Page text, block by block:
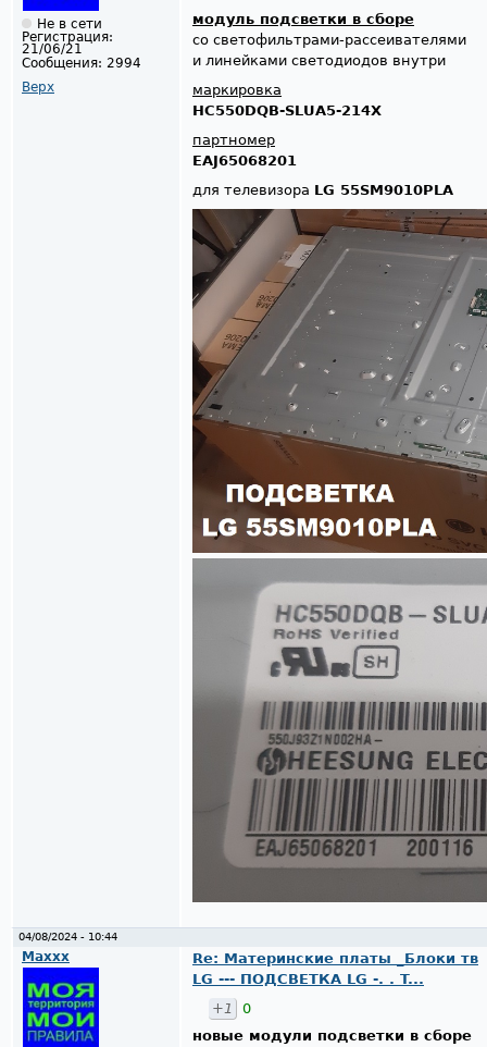
Не в сети
Регистрация:
21/06/21
Сообщения: 2994
Верх
модуль подсветки в сборе
со светофильтрами-рассеивателями
и линейками светодиодов внутри
маркировка
HC550DQB-SLUA5-214X
партномер
EAJ65068201
для телевизора LG 55SM9010PLA
04/08/2024 - 10:44
Maxxx
Re: Материнские платы _Блоки тв
LG --- ПОДСВЕТКА LG -. . T...
+1
0
новые модули подсветки в сборе